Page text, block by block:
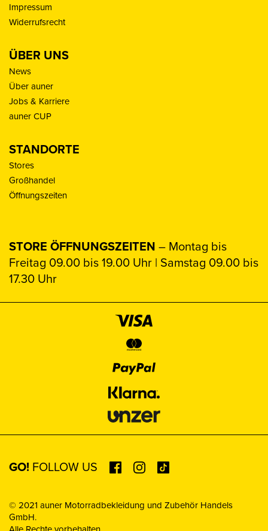
Impressum
Widerrufsrecht
ÜBER UNS
News
Über auner
Jobs & Karriere
auner CUP
STANDORTE
Stores
Großhandel
Öffnungszeiten
STORE ÖFFNUNGSZEITEN – Montag bis
Freitag 09.00 bis 19.00 Uhr | Samstag 09.00 bis
17.30 Uhr
GO! FOLLOW US
© 2021 auner Motorradbekleidung und Zubehör Handels
GmbH.